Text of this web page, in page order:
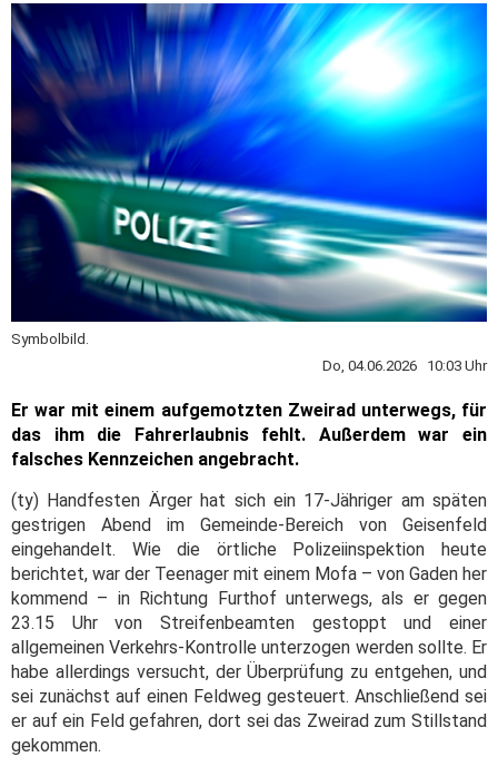
Symbolbild.
Do, 04.06.2026 10:03 Uhr
Er war mit einem aufgemotzten Zweirad unterwegs, für
das ihm die Fahrerlaubnis fehlt. Außerdem war ein
falsches Kennzeichen angebracht.
(ty) Handfesten Ärger hat sich ein 17-Jähriger am späten
gestrigen Abend im Gemeinde-Bereich von Geisenfeld
eingehandelt. Wie die örtliche Polizeiinspektion heute
berichtet, war der Teenager mit einem Mofa – von Gaden her
kommend – in Richtung Furthof unterwegs, als er gegen
23.15 Uhr von Streifenbeamten gestoppt und einer
allgemeinen Verkehrs-Kontrolle unterzogen werden sollte. Er
habe allerdings versucht, der Überprüfung zu entgehen, und
sei zunächst auf einen Feldweg gesteuert. Anschließend sei
er auf ein Feld gefahren, dort sei das Zweirad zum Stillstand
gekommen.